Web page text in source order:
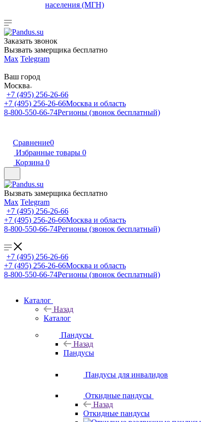
населения (МГН)
Заказать звонок
Вызвать замерщика бесплатно
Max Telegram
Ваш город
Москва
+7 (495) 256-26-66
+7 (495) 256-26-66Москва и область
8-800-550-66-74Регионы (звонок бесплатный)
Сравнение0
Избранные товары 0
Корзина 0
Вызвать замерщика бесплатно
Max Telegram
+7 (495) 256-26-66
+7 (495) 256-26-66Москва и область
8-800-550-66-74Регионы (звонок бесплатный)
+7 (495) 256-26-66
+7 (495) 256-26-66Москва и область
8-800-550-66-74Регионы (звонок бесплатный)
Каталог
Назад
Каталог
Пандусы
Назад
Пандусы
Пандусы для инвалидов
Откидные пандусы
Назад
Откидные пандусы